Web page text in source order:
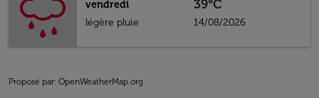
vendredi
légère pluie
39°C
14/08/2026
Proposé par: OpenWeatherMap.org